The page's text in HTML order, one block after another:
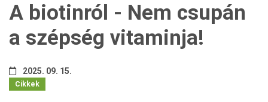
A biotinról - Nem csupán
a szépség vitaminja!
2025. 09. 15.
Cikkek